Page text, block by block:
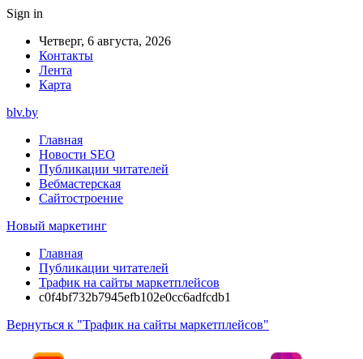
Sign in
Четверг, 6 августа, 2026
Контакты
Лента
Карта
blv.by
Главная
Новости SEO
Публикации читателей
Вебмастерская
Сайтостроение
Новый маркетинг
Главная
Публикации читателей
Трафик на сайты маркетплейсов
c0f4bf732b7945efb102e0cc6adfcdb1
Вернуться к "Трафик на сайты маркетплейсов"